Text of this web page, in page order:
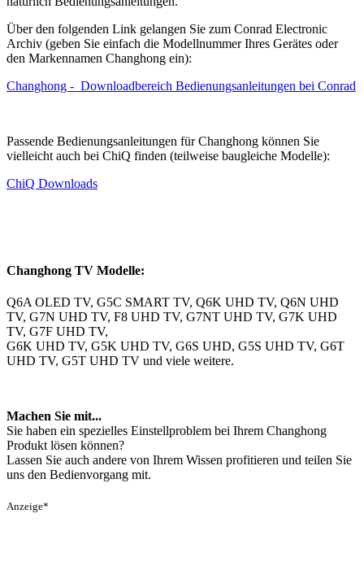
Über den folgenden Link gelangen Sie zum Conrad Electronic
Archiv (geben Sie einfach die Modellnummer Ihres Gerätes oder
den Markennamen Changhong ein):
Changhong - Downloadbereich Bedienungsanleitungen bei Conrad
Passende Bedienungsanleitungen für Changhong können Sie
vielleicht auch bei ChiQ finden (teilweise baugleiche Modelle):
ChiQ Downloads
Changhong TV Modelle:
Q6A OLED TV, G5C SMART TV, Q6K UHD TV, Q6N UHD
TV, G7N UHD TV, F8 UHD TV, G7NT UHD TV, G7K UHD
TV, G7F UHD TV,
G6K UHD TV, G5K UHD TV, G6S UHD, G5S UHD TV, G6T
UHD TV, G5T UHD TV und viele weitere.
Machen Sie mit...
Sie haben ein spezielles Einstellproblem bei Ihrem Changhong
Produkt lösen können?
Lassen Sie auch andere von Ihrem Wissen profitieren und teilen Sie
uns den Bedienvorgang mit.
Anzeige*